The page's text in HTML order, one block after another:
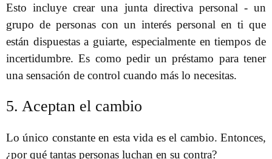
Esto incluye crear una junta directiva personal - un
grupo de personas con un interés personal en ti que
están dispuestas a guiarte, especialmente en tiempos de
incertidumbre. Es como pedir un préstamo para tener
una sensación de control cuando más lo necesitas.
5. Aceptan el cambio
Lo único constante en esta vida es el cambio. Entonces,
¿por qué tantas personas luchan en su contra?